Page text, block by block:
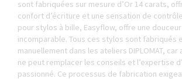
sont fabriquées sur mesure d’Or 14 carats,
confort d’écriture et une sensation de
pour stylos à bille, Easyflow, offre une
incomparable. Tous ces stylos sont fabriqués
manuellement dans les ateliers DIPLOMAT, car
ne peut remplacer les conseils et l’expertise
passionné. Ce processus de fabrication